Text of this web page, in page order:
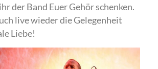
der Band Euer Gehör schenken.
live wieder die Gelegenheit
Liebe!